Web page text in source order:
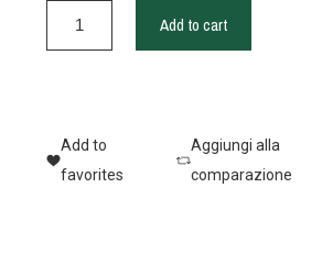
Add to cart
Add to
favorites
Aggiungi alla
comparazione